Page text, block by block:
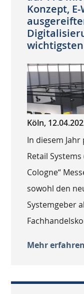
Konzept,
Köln,
In diesem
Retail Systems
Cologne“
sowohl den
Systemgeber
Mehr erfahren